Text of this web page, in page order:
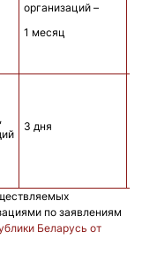
организаций –
1 месяц
3 дня
по заявлениям
Беларусь от